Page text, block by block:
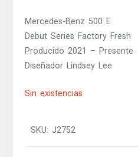
Mercedes-Benz 500 E
Debut Series Factory Fresh
Producido 2021 – Presente
Diseñador Lindsey Lee
Sin existencias
SKU:J2752